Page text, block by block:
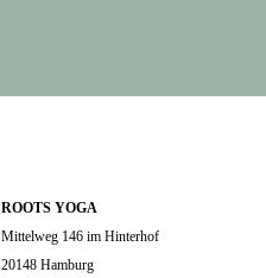
ROOTS YOGA
Mittelweg 146 im Hinterhof
20148 Hamburg